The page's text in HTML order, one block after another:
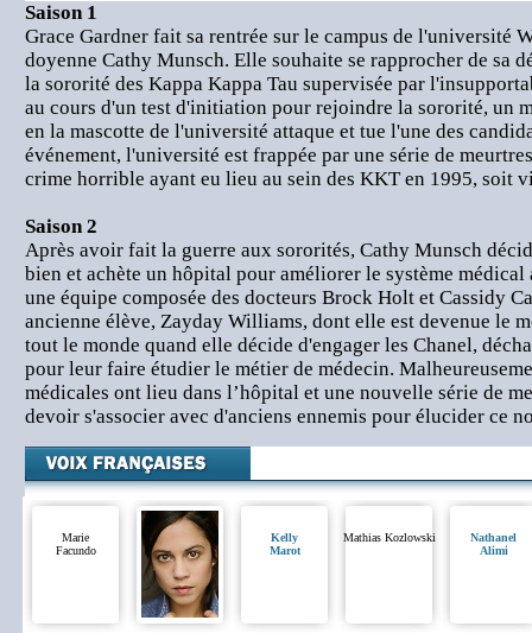
Saison 1
Grace Gardner fait sa rentrée sur le campus de l'université
doyenne Cathy Munsch. Elle souhaite se rapprocher de sa
la sororité des Kappa Kappa Tau supervisée par
au cours d'un test d'initiation pour rejoindre la sororité, un
en la mascotte de l'université attaque et tue l'une des
événement, l'université est frappée par une série de
crime horrible ayant eu lieu au sein des KKT en 1995, soit
Saison 2
Après avoir fait la guerre aux sororités, Cathy Munsch
bien et achète un hôpital pour améliorer le système
une équipe composée des docteurs Brock Holt et Cassidy
ancienne élève, Zayday Williams, dont elle est devenue le
tout le monde quand elle décide d'engager les Chanel,
pour leur faire étudier le métier de médecin.
médicales ont lieu dans l’hôpital et une nouvelle série de
devoir s'associer avec d'anciens ennemis pour élucider ce
Marie
Facundo
Kelly
Marot
Mathias Kozlowski
Nathanel
Alimi